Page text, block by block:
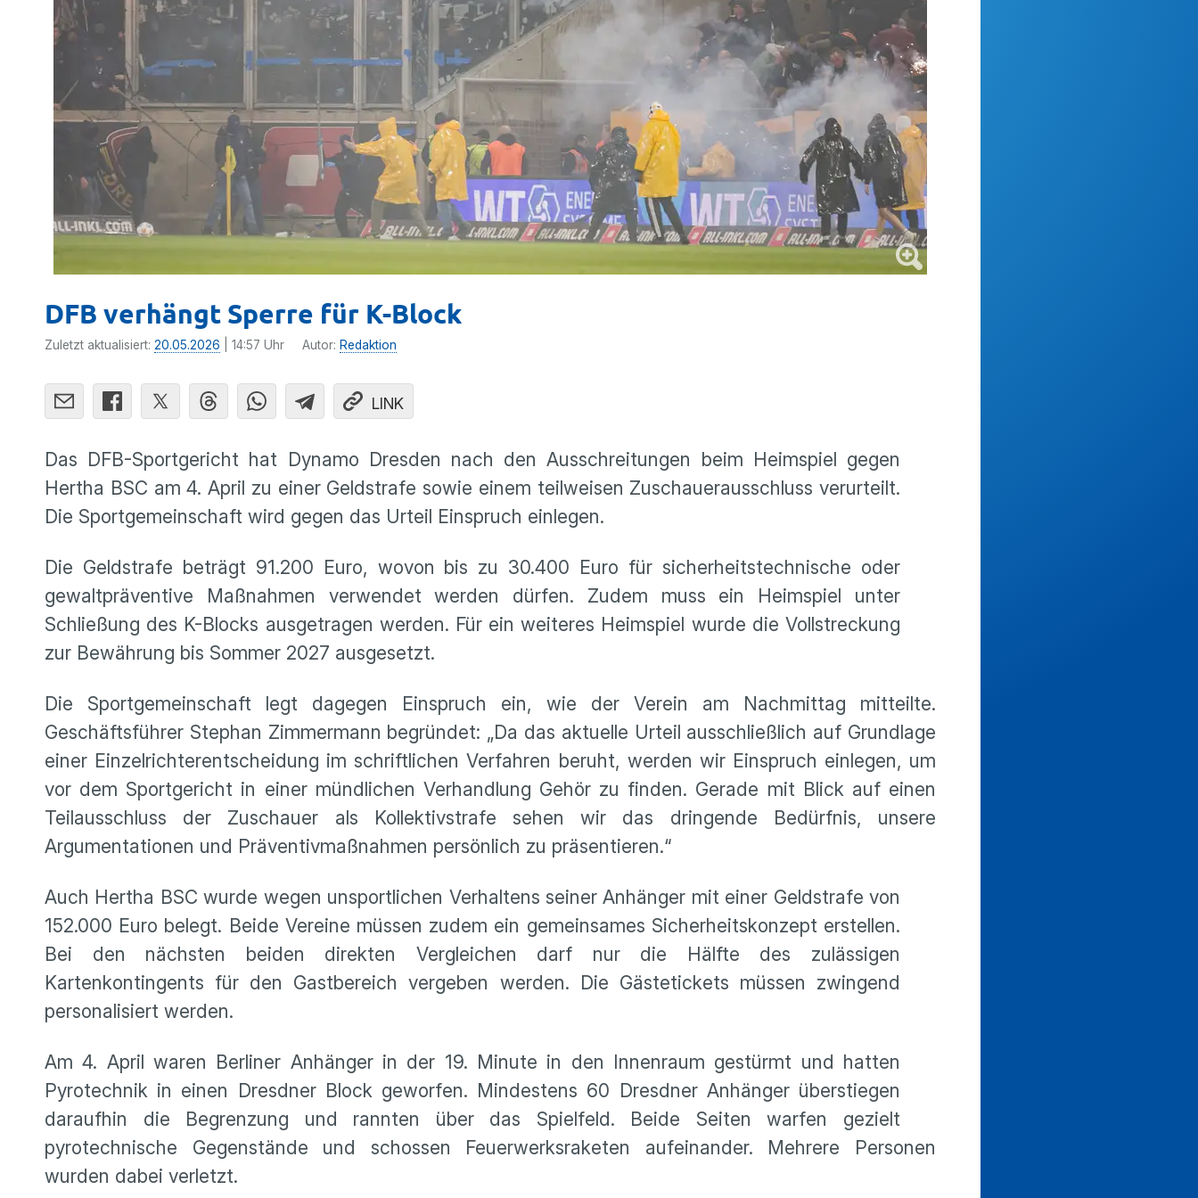
DFB verhängt Sperre für K-Block
Zuletzt aktualisiert: 20.05.2026 | 14:57 Uhr Autor: Redaktion
LINK
Das DFB-Sportgericht hat Dynamo Dresden nach den Ausschreitungen beim Heimspiel gegen
Hertha BSC am 4. April zu einer Geldstrafe sowie einem teilweisen Zuschauerausschluss verurteilt.
Die Sportgemeinschaft wird gegen das Urteil Einspruch einlegen.
Die Geldstrafe beträgt 91.200 Euro, wovon bis zu 30.400 Euro für sicherheitstechnische oder
gewaltpräventive Maßnahmen verwendet werden dürfen. Zudem muss ein Heimspiel unter
Schließung des K-Blocks ausgetragen werden. Für ein weiteres Heimspiel wurde die Vollstreckung
zur Bewährung bis Sommer 2027 ausgesetzt.
Die Sportgemeinschaft legt dagegen Einspruch ein, wie der Verein am Nachmittag mitteilte.
Geschäftsführer Stephan Zimmermann begründet: „Da das aktuelle Urteil ausschließlich auf Grundlage
einer Einzelrichterentscheidung im schriftlichen Verfahren beruht, werden wir Einspruch einlegen, um
vor dem Sportgericht in einer mündlichen Verhandlung Gehör zu finden. Gerade mit Blick auf einen
Teilausschluss der Zuschauer als Kollektivstrafe sehen wir das dringende Bedürfnis, unsere
Argumentationen und Präventivmaßnahmen persönlich zu präsentieren.“
Auch Hertha BSC wurde wegen unsportlichen Verhaltens seiner Anhänger mit einer Geldstrafe von
152.000 Euro belegt. Beide Vereine müssen zudem ein gemeinsames Sicherheitskonzept erstellen.
Bei den nächsten beiden direkten Vergleichen darf nur die Hälfte des zulässigen
Kartenkontingents für den Gastbereich vergeben werden. Die Gästetickets müssen zwingend
personalisiert werden.
Am 4. April waren Berliner Anhänger in der 19. Minute in den Innenraum gestürmt und hatten
Pyrotechnik in einen Dresdner Block geworfen. Mindestens 60 Dresdner Anhänger überstiegen
daraufhin die Begrenzung und rannten über das Spielfeld. Beide Seiten warfen gezielt
pyrotechnische Gegenstände und schossen Feuerwerksraketen aufeinander. Mehrere Personen
wurden dabei verletzt.